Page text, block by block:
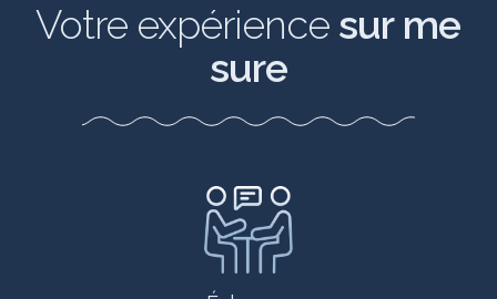
Votre expérience sur me
sure